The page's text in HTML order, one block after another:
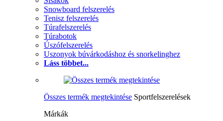
Snowboard felszerelés
Tenisz felszerelés
Túrafelszerelés
Túrabotok
Úszófelszerelés
Uszonyok búvárkodáshoz és snorkelinghez
Láss többet...
Összes termék megtekintése Sportfelszerelések
Márkák